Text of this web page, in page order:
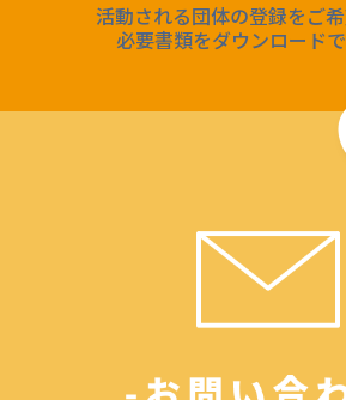
活動される団体の登録をご希
必要書類をダウンロードで